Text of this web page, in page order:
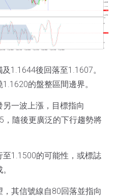
1.1644後回落至1.1607。
的盤整區間邊界。
一波上漲，目標指向
，隨後更廣泛的下行趨勢將
1.1500的可能性，或標誌
其信號線自80回落並指向